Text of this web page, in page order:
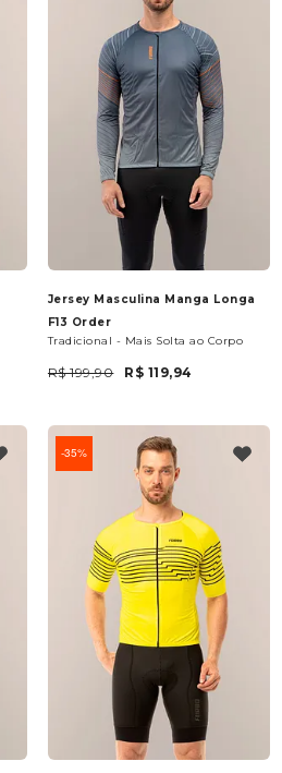
Jersey Masculina Manga Longa
F13 Order
Tradicional - Mais Solta ao Corpo
R$ 199,90 R$ 119,94
35%